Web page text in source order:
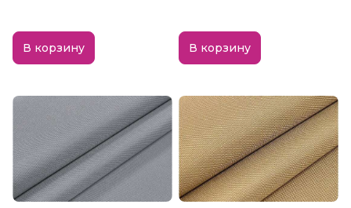
В корзину В корзину